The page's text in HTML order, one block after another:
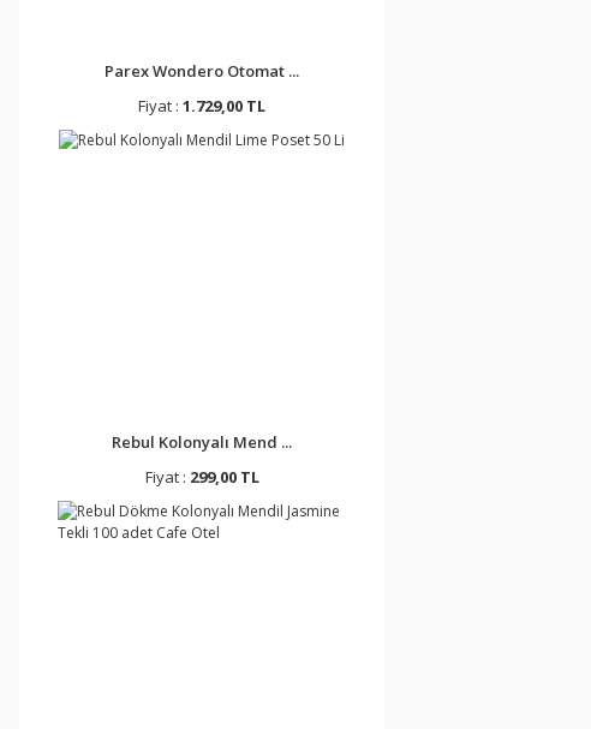
Parex Wondero Otomat ...
Fiyat : 1.729,00 TL
Rebul Kolonyalı Mend ...
Fiyat : 299,00 TL